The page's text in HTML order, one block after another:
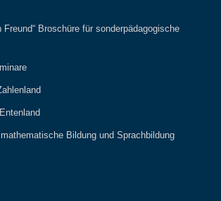
Freund“ Broschüre für sonderpädagogische
Bildung und Sprachbildung